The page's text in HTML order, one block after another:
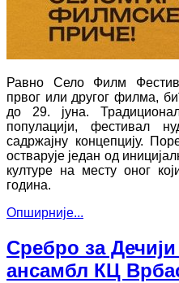
Равно Село Филм
првог или другог филма,
до 29. јуна.
популацији, фестивал
садржајну концепцију.
остварује један од
културе на месту оног
година.
Опширније...
Сребро за
ансамбл КЦ